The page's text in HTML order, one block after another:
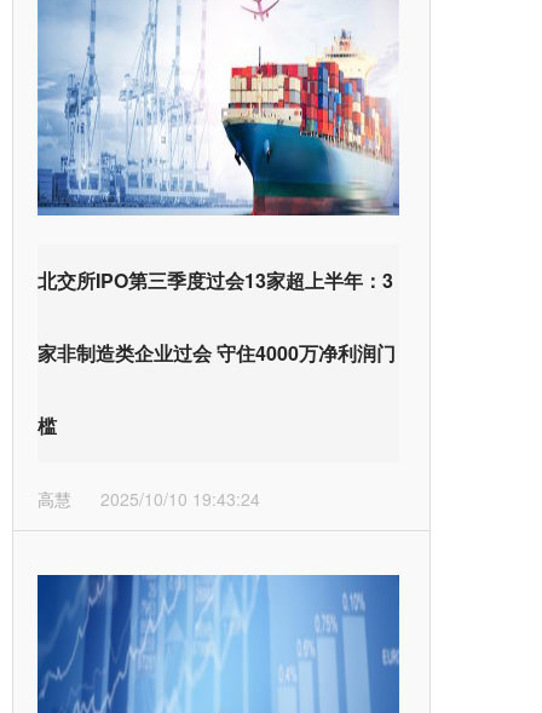
北交所IPO第三季度过会13家超上半年：3
家非制造类企业过会 守住4000万净利润门
槛
高慧 2025/10/10 19:43:24